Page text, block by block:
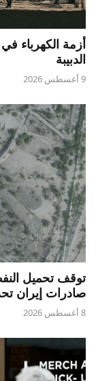
أزمة الكهرباء
الدبيبة
9 أغسطس 2026
توقف تحميل
صادرات إيران
8 أغسطس 2026